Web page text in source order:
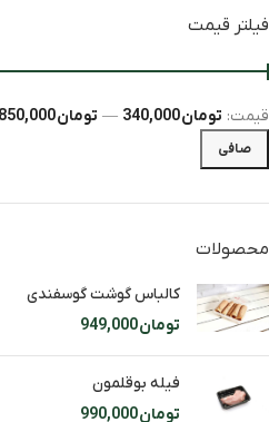
فیلتر قیمت
صافی
قيمت: تومان 340,000 — تومان 850,000
محصولات
کالباس گوشت گوسفندی
تومان
فیله بوقلمون
تومان